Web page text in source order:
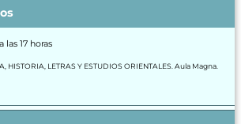
las 17 horas
HISTORIA, LETRAS Y ESTUDIOS ORIENTALES. Aula Magna.